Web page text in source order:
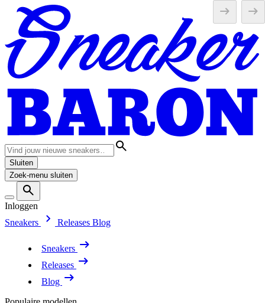
Sluiten
Zoek-menu sluiten
Inloggen
Sneakers
Releases Blog
Sneakers
Releases
Blog